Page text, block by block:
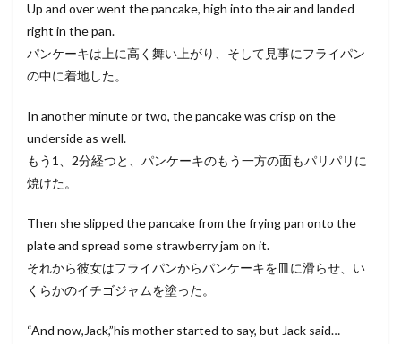
Up and over went the pancake, high into the air and landed
right in the pan.
パンケーキは上に高く舞い上がり、そして見事にフライパン
の中に着地した。
In another minute or two, the pancake was crisp on the
underside as well.
もう1、2分経つと、パンケーキのもう一方の面もパリパリに
焼けた。
Then she slipped the pancake from the frying pan onto the
plate and spread some strawberry jam on it.
それから彼女はフライパンからパンケーキを皿に滑らせ、い
くらかのイチゴジャムを塗った。
“And now,Jack,”his mother started to say, but Jack said…